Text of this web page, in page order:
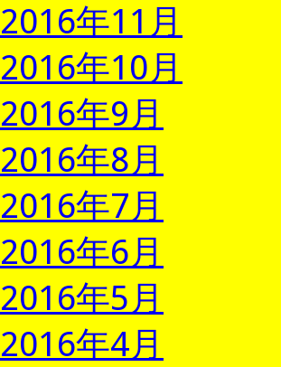
2016年11月
2016年10月
2016年9月
2016年8月
2016年7月
2016年6月
2016年5月
2016年4月